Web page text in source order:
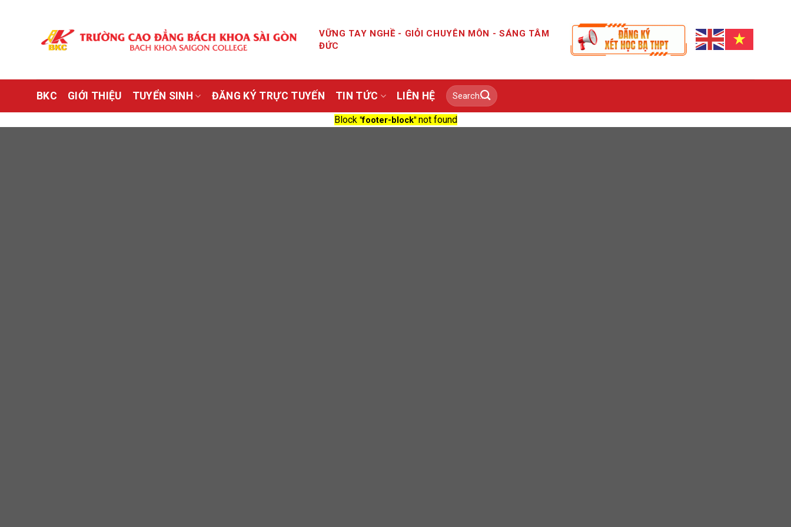
VỮNG TAY NGHỀ - GIỎI CHUYÊN MÔN - SÁNG TÂM
ĐỨC
BKC GIỚI THIỆU TUYỂN SINH ĐĂNG KÝ TRỰC TUYẾN TIN TỨC LIÊN HỆ
Block "footer-block"not found